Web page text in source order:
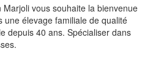
Marjoli vous souhaite la bienvenue
une élevage familiale de qualité
depuis 40 ans. Spécialiser dans